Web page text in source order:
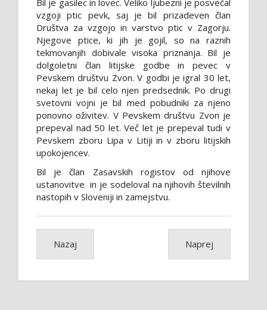
Bil je gasilec in lovec. Veliko ljubezni je posvečal
vzgoji ptic pevk, saj je bil prizadeven član
Društva za vzgojo in varstvo ptic v Zagorju.
Njegove ptice, ki jih je gojil, so na raznih
tekmovanjih dobivale visoka priznanja. Bil je
dolgoletni član litijske godbe in pevec v
Pevskem društvu Zvon. V godbi je igral 30 let,
nekaj let je bil celo njen predsednik. Po drugi
svetovni vojni je bil med pobudniki za njeno
ponovno oživitev. V Pevskem društvu Zvon je
prepeval nad 50 let. Več let je prepeval tudi v
Pevskem zboru Lipa v Litiji in v zboru litijskih
upokojencev.
Bil je član Zasavskih rogistov od njihove
ustanovitve in je sodeloval na njihovih številnih
nastopih v Sloveniji in zamejstvu.
Nazaj Naprej